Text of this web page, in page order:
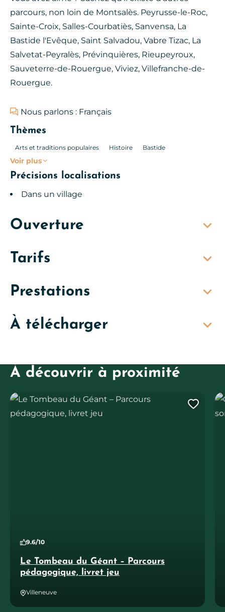
parcours, non loin de Montsalès. Peyrusse-le-Roc,
Sainte-Croix, Salles-Courbatiès, Sanvensa, La
Bastide l'Evêque, Saint Salvadou, Vabre Tizac, La
Salvetat-Peyralès, Prévinquières, Rieupeyroux,
Sauveterre-de-Rouergue, Viviez, Villefranche-de-
Rouergue.
Nous parlons : Français
Thèmes
Arts et traditions populaires Histoire Bastide
Voir plus
Précisions localisations
Dans un village
Ouverture
Tarifs
Prestations
À télécharger
À découvrir à proximité
Le Tombeau du Géant – Parcours
pédagogique, livret jeu
9.6/10
Villeneuve
Le Tombeau du Géant – Parcours pédagogique, livret jeu